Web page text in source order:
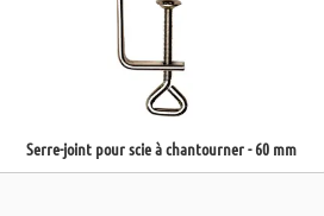
Serre-joint pour scie à chantourner - 60 mm